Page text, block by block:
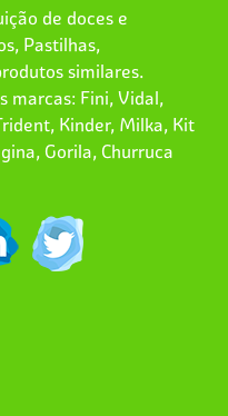
de doces e
Pastilhas,
similares.
marcas: Fini, Vidal,
Kinder, Milka, Kit
Gorila, Churruca